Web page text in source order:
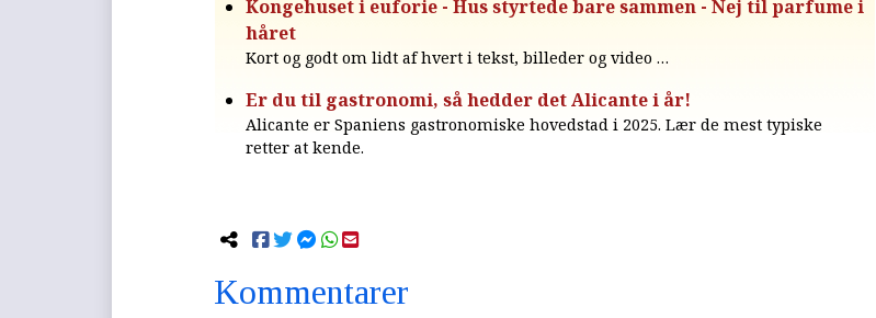
Kongehuset i euforie - Hus styrtede bare sammen - Nej til parfume i
håret
Kort og godt om lidt af hvert i tekst, billeder og video …
Er du til gastronomi, så hedder det Alicante i år!
Alicante er Spaniens gastronomiske hovedstad i 2025. Lær de mest typiske
retter at kende.
Kommentarer